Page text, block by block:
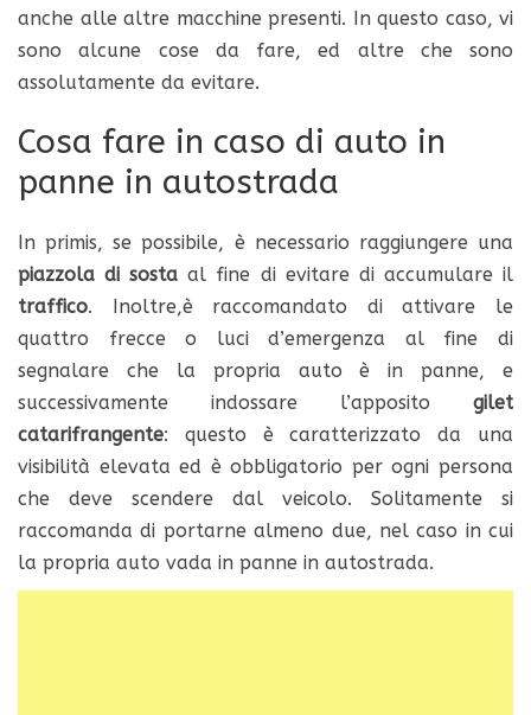
anche alle altre macchine presenti. In questo caso, vi
sono alcune cose da fare, ed altre che sono
assolutamente da evitare.
Cosa fare in caso di auto in
panne in autostrada
In primis, se possibile, è necessario raggiungere una
piazzola di sosta al fine di evitare di accumulare il
traffico. Inoltre,è raccomandato di attivare le
quattro frecce o luci d’emergenza al fine di
segnalare che la propria auto è in panne, e
successivamente indossare l’apposito gilet
catarifrangente: questo è caratterizzato da una
visibilità elevata ed è obbligatorio per ogni persona
che deve scendere dal veicolo. Solitamente si
raccomanda di portarne almeno due, nel caso in cui
la propria auto vada in panne in autostrada.